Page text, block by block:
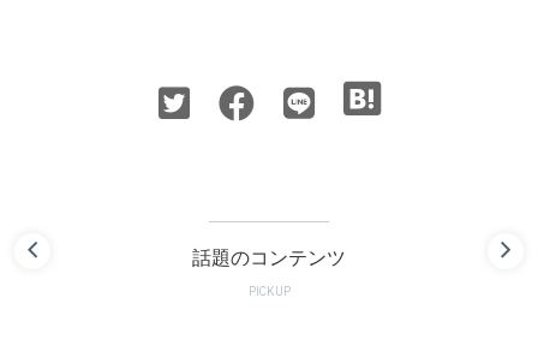
話題のコンテンツ
PICKUP